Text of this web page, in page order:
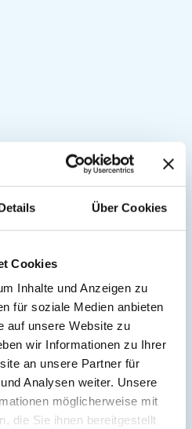
Über Cookies
Cookies
Inhalte und Anzeigen zu
für soziale Medien anbieten
auf unsere Website zu
wir Informationen zu Ihrer
an unsere Partner für
Analysen weiter. Unsere
möglicherweise mit
die Sie ihnen bereitgestellt
(2)